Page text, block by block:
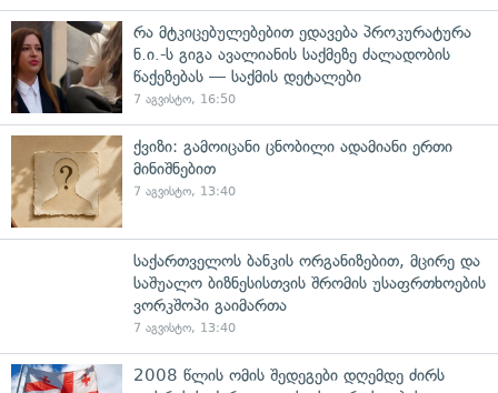
რა მტკიცებულებებით ედავება პროკურატურა
ნ.ი.-ს გიგა ავალიანის საქმეზე ძალადობის
წაქეზებას — საქმის დეტალები
7 აგვისტო, 16:50
ქვიზი: გამოიცანი ცნობილი ადამიანი ერთი
მინიშნებით
7 აგვისტო, 13:40
საქართველოს ბანკის ორგანიზებით, მცირე და
საშუალო ბიზნესისთვის შრომის უსაფრთხოების
ვორკშოპი გაიმართა
7 აგვისტო, 13:40
2008 წლის ომის შედეგები დღემდე ძირს